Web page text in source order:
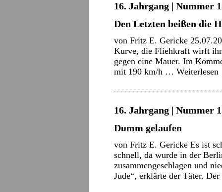
16. Jahrgang | Nummer
Den Letzten beißen die
von Fritz E. Gericke
Kurve, die Fliehkraft wirft
gegen eine Mauer. Im
mit 190 km/h … Weiterlesen
16. Jahrgang | Nummer
Dumm gelaufen
von Fritz E. Gericke Es ist
schnell, da wurde in der
zusammengeschlagen und
Jude“, erklärte der Täter.